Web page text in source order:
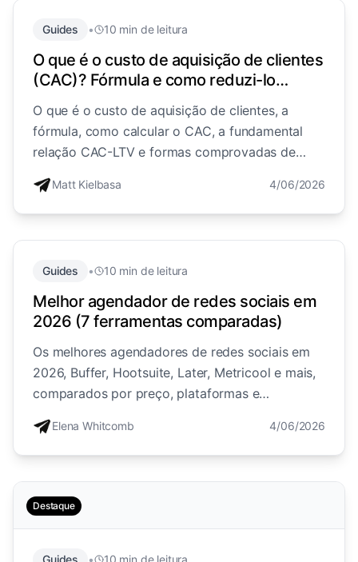
Guides • 10 min de leitura
O que é o custo de aquisição de clientes
(CAC)? Fórmula e como reduzi-lo
(2026)
O que é o custo de aquisição de clientes, a
fórmula, como calcular o CAC, a fundamental
relação CAC-LTV e formas comprovadas de
Matt Kielbasa 4/06/2026
Guides • 10 min de leitura
Melhor agendador de redes sociais em
2026 (7 ferramentas comparadas)
Os melhores agendadores de redes sociais em
2026, Buffer, Hootsuite, Later, Metricool e mais,
comparados por preço, plataformas e
negócios impulsionados por DM.
Elena Whitcomb 4/06/2026
Destaque
Guides • 10 min de leitura